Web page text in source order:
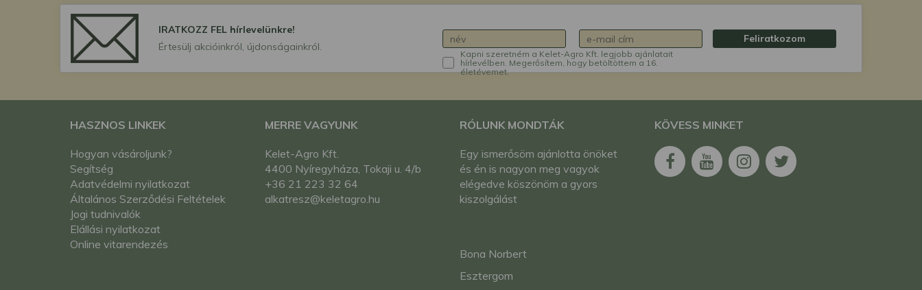
IRATKOZZ FEL hírlevelünkre!
Értesülj akcióinkról, újdonságainkról.
Kapni szeretném a Kelet-Agro Kft. legjobb ajánlatait
hírlevélben. Megerősítem, hogy betöltöttem a 16.
életévemet.
Feliratkozom
HASZNOS LINKEK
Hogyan vásároljunk?
Segítség
Adatvédelmi nyilatkozat
Általános Szerződési Feltételek
Jogi tudnivalók
Elállási nyilatkozat
Online vitarendezés
MERRE VAGYUNK
Kelet-Agro Kft.
4400 Nyíregyháza, Tokaji u. 4/b
+36 21 223 32 64
alkatresz@keletagro.hu
RÓLUNK MONDTÁK
Egy ismerősöm ajánlotta önöket
és én is nagyon meg vagyok
elégedve köszönöm a gyors
kiszolgálást
Bona Norbert
Esztergom
KÖVESS MINKET